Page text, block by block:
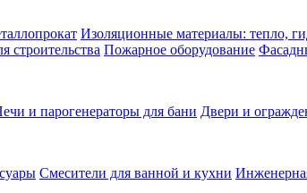
Изоляционные материалы: тепло,
строительства Пожарное оборудование
и парогенераторы для бани Двери и
Смесители для ванной и кухни